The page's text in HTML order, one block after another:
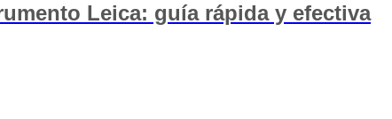
Leica: guía rápida y efectiva